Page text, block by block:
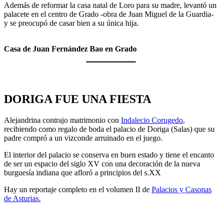
Además de reformar la casa natal de Loro para su madre, levantó un
palacete en el centro de Grado -obra de Juan Miguel de la Guardia-
y se preocupó de casar bien a su única hija.
Casa de Juan Fernández Bao en Grado
DORIGA FUE UNA FIESTA
Alejandrina contrajo matrimonio con Indalecio Corugedo,
recibiendo como regalo de boda el palacio de Doriga (Salas) que su
padre compró a un vizconde arruinado en el juego.
El interior del palacio se conserva en buen estado y tiene el encanto
de ser un espacio del siglo XV con una decoración de la nueva
burguesía indiana que afloró a principios del s.XX
Hay un reportaje completo en el volumen II de Palacios y Casonas
de Asturias.